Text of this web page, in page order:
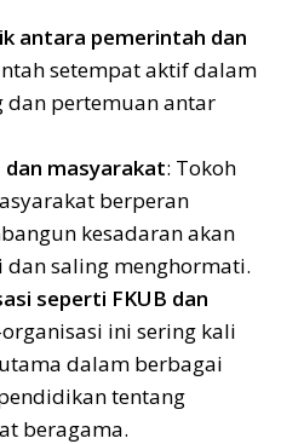
antara pemerintah dan
setempat aktif dalam
pertemuan antar
masyarakat: Tokoh
berperan
kesadaran akan
saling menghormati.
seperti FKUB dan
ini sering kali
dalam berbagai
tentang
beragama.